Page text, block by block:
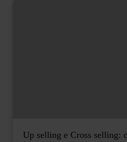
Up selling e Cross selling: